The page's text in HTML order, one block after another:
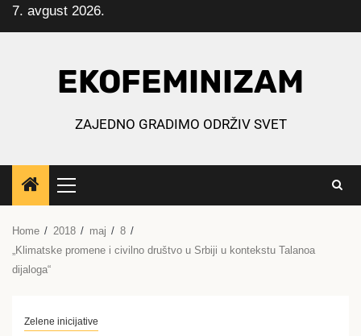
Skip
to
7. avgust 2026.
EKOFEMINIZAM
ZAJEDNO GRADIMO ODRŽIV SVET
Primary
Menu
Home 2018 maj
8
„Klimatske promene i civilno društvo u Srbiji u kontekstu Talanoa
dijaloga“
Zelene inicijative